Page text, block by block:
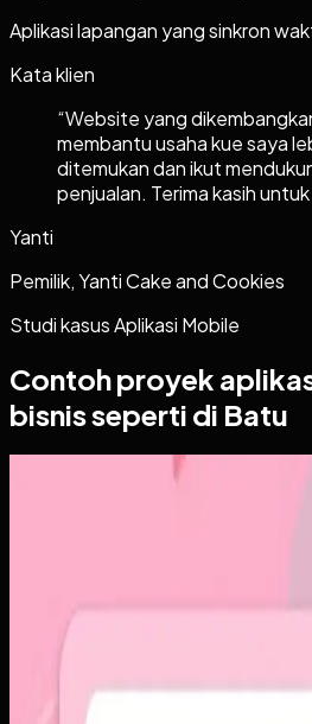
Aplikasi lapangan yang sinkron
Kata klien
“Website yang
membantu usaha kue saya
ditemukan dan ikut
penjualan. Terima kasih
Yanti
Pemilik, Yanti Cake and Cookies
Studi kasusAplikasi Mobile
Contoh proyek
bisnis seperti di Batu
Sebelumnya
Platform sosial umum sering
tenggelam di antara konten publik,
untuk selalu tampil sempurna.